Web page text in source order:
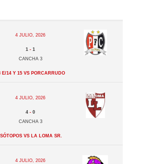
4 julio, 2026
1 -1
Cancha 3
e/14 y 15 vs Porcarrudo
4 julio, 2026
4 -0
Cancha 3
vs La Loma Sr.
4 julio, 2026